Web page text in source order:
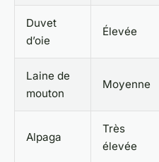
Duvet
d’oie
Élevée
Laine de
mouton
Moyenne
Alpaga
Très
élevée